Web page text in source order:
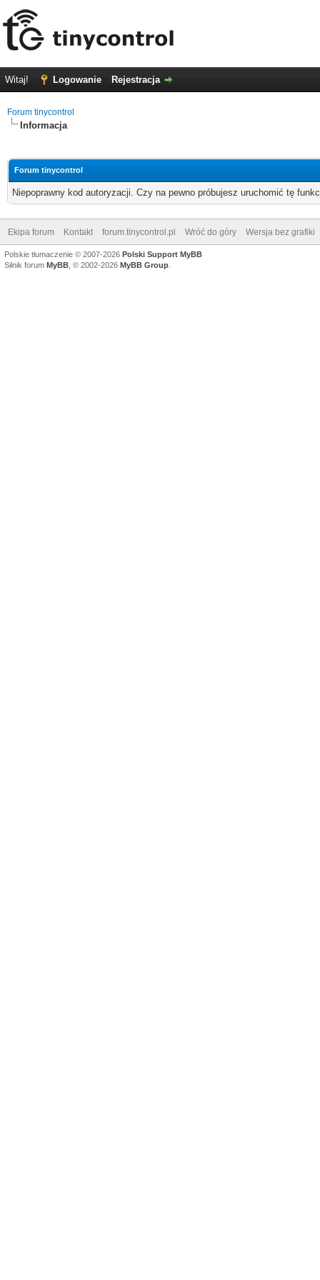
Witaj! Logowanie Rejestracja
Forum tinycontrol
Informacja
Forum tinycontrol
Niepoprawny kod autoryzacji. Czy na pewno próbujesz uruchomić tę
Ekipa forum Kontakt forum.tinycontrol.pl Wróć do góry Wersja bez grafiki
Polskie tłumaczenie © 2007-2026 Polski Support MyBB
Silnik forum MyBB , © 2002-2026 MyBB Group